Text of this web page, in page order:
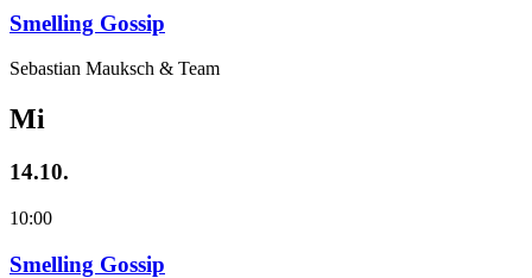
Smelling Gossip
Sebastian Mauksch & Team
Mi
14.10.
10:00
Smelling Gossip